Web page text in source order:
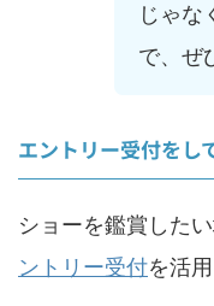
じゃな
で、ぜ
エントリー受付をし
ショーを鑑賞した
ントリー受付を活